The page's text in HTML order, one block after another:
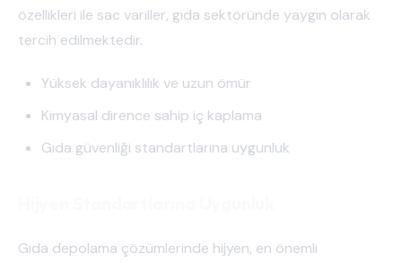
özellikleri ile sac variller, gıda sektöründe yaygın olarak
tercih edilmektedir.
Yüksek dayanıklılık ve uzun ömür
Kimyasal dirence sahip iç kaplama
Gıda güvenliği standartlarına uygunluk
Gıda depolama çözümlerinde hijyen, en önemli